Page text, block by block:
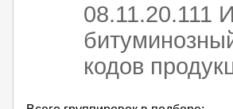
08.11.20.111
кодов